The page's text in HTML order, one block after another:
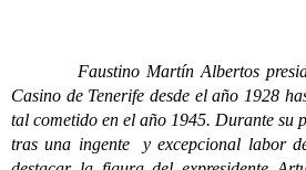
Faustino Martín Albertos
Casino de Tenerife desde el año 1928
tal cometido en el año 1945. Durante su
tras una ingente y excepcional labor